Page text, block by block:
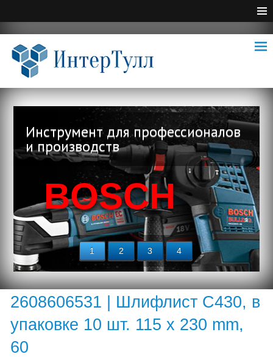
Инструмент для профессионалов
и производств
BOSCH
1 2 3 4
2608606531 | Шлифлист C430, в
упаковке 10 шт. 115 x 230 mm,
60